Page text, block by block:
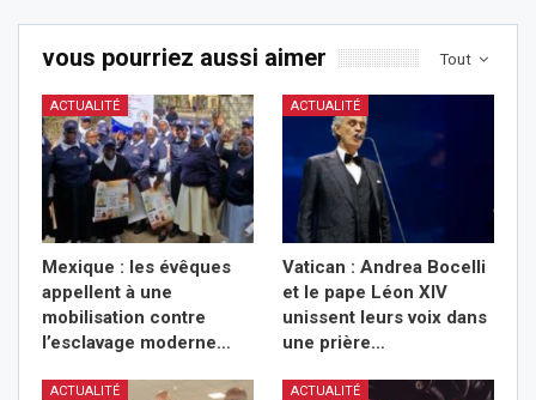
Tout
vous pourriez aussi aimer
ACTUALITÉ
Mexique : les évêques
appellent à une
mobilisation contre
l’esclavage moderne…
ACTUALITÉ
Vatican : Andrea Bocelli
et le pape Léon XIV
unissent leurs voix dans
une prière…
ACTUALITÉ ACTUALITÉ